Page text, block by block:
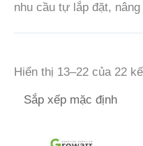
nhu cầu tự lắp đặt,
Hiển thị 13–22 của 22